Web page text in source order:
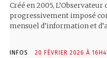
Créé en 2005, L’Observateur
progressivement imposé
mensuel d’information et
INFOS 20 FÉVRIER 2026 À